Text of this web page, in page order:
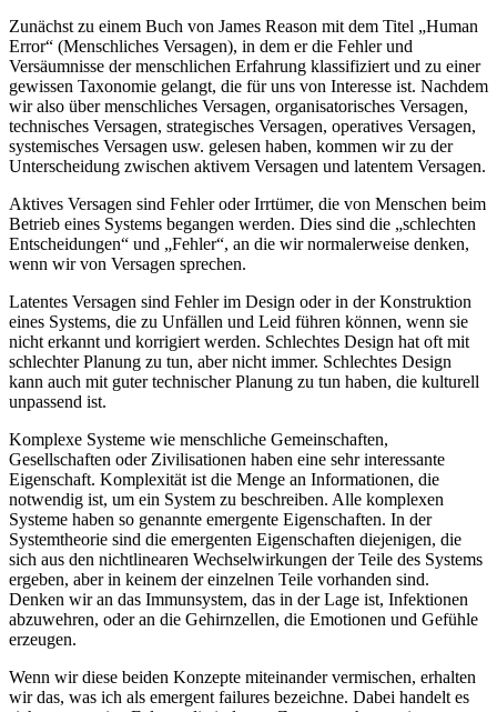
Zunächst zu einem Buch von James Reason mit dem Titel „Human
Error“ (Menschliches Versagen), in dem er die Fehler und
Versäumnisse der menschlichen Erfahrung klassifiziert und zu einer
gewissen Taxonomie gelangt, die für uns von Interesse ist. Nachdem
wir also über menschliches Versagen, organisatorisches Versagen,
technisches Versagen, strategisches Versagen, operatives Versagen,
systemisches Versagen usw. gelesen haben, kommen wir zu der
Unterscheidung zwischen aktivem Versagen und latentem Versagen.
Aktives Versagen sind Fehler oder Irrtümer, die von Menschen beim
Betrieb eines Systems begangen werden. Dies sind die „schlechten
Entscheidungen“ und „Fehler“, an die wir normalerweise denken,
wenn wir von Versagen sprechen.
Latentes Versagen sind Fehler im Design oder in der Konstruktion
eines Systems, die zu Unfällen und Leid führen können, wenn sie
nicht erkannt und korrigiert werden. Schlechtes Design hat oft mit
schlechter Planung zu tun, aber nicht immer. Schlechtes Design
kann auch mit guter technischer Planung zu tun haben, die kulturell
unpassend ist.
Komplexe Systeme wie menschliche Gemeinschaften,
Gesellschaften oder Zivilisationen haben eine sehr interessante
Eigenschaft. Komplexität ist die Menge an Informationen, die
notwendig ist, um ein System zu beschreiben. Alle komplexen
Systeme haben so genannte emergente Eigenschaften. In der
Systemtheorie sind die emergenten Eigenschaften diejenigen, die
sich aus den nichtlinearen Wechselwirkungen der Teile des Systems
ergeben, aber in keinem der einzelnen Teile vorhanden sind.
Denken wir an das Immunsystem, das in der Lage ist, Infektionen
abzuwehren, oder an die Gehirnzellen, die Emotionen und Gefühle
erzeugen.
Wenn wir diese beiden Konzepte miteinander vermischen, erhalten
wir das, was ich als emergent failures bezeichne. Dabei handelt es